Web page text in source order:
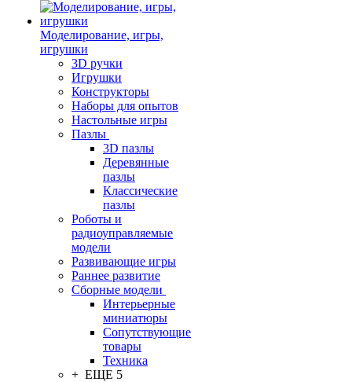
Моделирование, игры,
игрушки
3D ручки
Игрушки
Конструкторы
Наборы для опытов
Настольные игры
Пазлы
3D пазлы
Деревянные
пазлы
Классические
пазлы
Роботы и
радиоуправляемые
модели
Развивающие игры
Раннее развитие
Сборные модели
Интерьерные
миниатюры
Сопутствующие
товары
Техника
+ ЕЩЕ 5